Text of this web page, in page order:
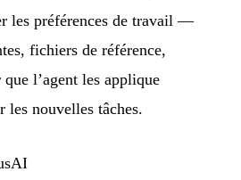
les préférences de travail —
fichiers de référence,
l’agent les applique
les nouvelles tâches.